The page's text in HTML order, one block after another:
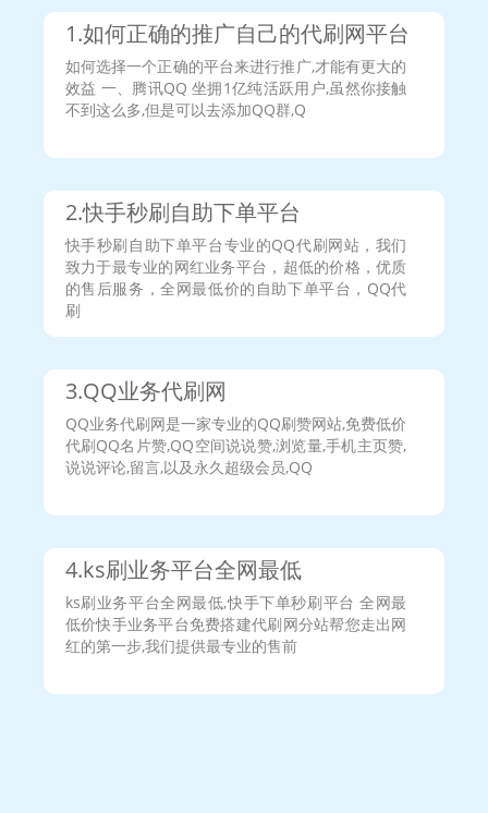
用户331***032说：今天提了32元，美滋滋……
用户916***675说：在你这搭建了个专业版分站，我要努力
宣传！争取一天提现50+元！！！
用户906***311说：这里东西质量真的不错，快刷名片赞基
本上秒刷，感谢站长提供平台！
用户97***097说： 老板，提现的56块钱秒到账，怎么做到
用户508***111说：新手看价格，老手求品质，而牛逼的我
搭建分站赚钱
用户868***342说： 感谢站长提供这么好的平台给我们接
单，支持到底！！！
用户599***017说：用这个接单卖给同学，还挺赚钱的耶！
抱拳了
用户367***788说：每天来领100赞，美滋滋(～￣▽￣)～
用户509***148说：
友也开了个哈哈哈！
用户910***769说：非常好，以后要来就来这里
用户325***178说：更好宣传
用户325***178说：刷更多的赞
用户568***382说：666
用户353***251说：很有诚信，刷的很快，推荐这个平台
更受欢迎
用户918***577说：建议可以去发广告，宣传自己的网址
哦，贴吧里还是有很多人玩的
用户557***691说：下单速度要快
用户316***481说：希望继续努力，还不错
用户343***331说：免费的再多点
1.如何正确的推广自己的代刷网平台
如何选择一个正确的平台来进行推广,才能有更大的
效益 一、腾讯QQ 坐拥1亿纯活跃用户,虽然你接触
不到这么多,但是可以去添加QQ群,Q
2.快手秒刷自助下单平台
快手秒刷自助下单平台专业的QQ代刷网站，我们
致力于最专业的网红业务平台，超低的价格，优质
的售后服务，全网最低价的自助下单平台，QQ代
刷
3.QQ业务代刷网
QQ业务代刷网是一家专业的QQ刷赞网站,免费低价
代刷QQ名片赞,QQ空间说说赞,浏览量,手机主页赞,
说说评论,留言,以及永久超级会员,QQ
4.ks刷业务平台全网最低
ks刷业务平台全网最低,快手下单秒刷平台 全网最
低价快手业务平台免费搭建代刷网分站帮您走出网
红的第一步,我们提供最专业的售前